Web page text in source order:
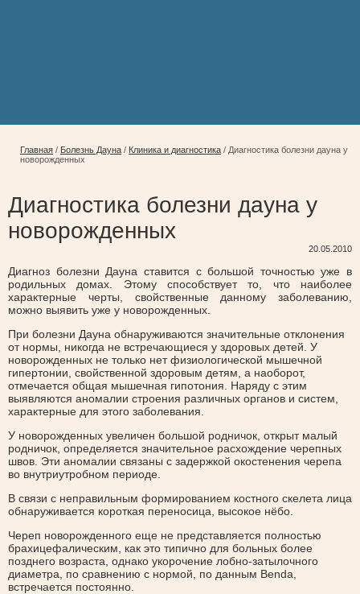
Главная / Болезнь Дауна / Клиника и диагностика / Диагностика болезни дауна у
новорожденных
Диагностика болезни дауна у
новорожденных
20.05.2010
Диагноз болезни Дауна ставится с большой точностью уже в
родильных домах. Этому способствует то, что наиболее
характерные черты, свойственные данному заболеванию,
можно выявить уже у новорожденных.
При болезни Дауна обнаруживаются значительные отклонения
от нормы, никогда не встречающиеся у здоровых детей. У
новорожденных не только нет физиологической мышечной
гипертонии, свойственной здоровым детям, а наоборот,
отмечается общая мышечная гипотония. Наряду с этим
выявляются аномалии строения различных органов и систем,
характерные для этого заболевания.
У новорожденных увеличен большой родничок, открыт малый
родничок, определяется значительное расхождение черепных
швов. Эти аномалии связаны с задержкой окостенения черепа
во внутриутробном периоде.
В связи с неправильным формированием костного скелета лица
обнаруживается короткая переносица, высокое нёбо.
Череп новорожденного еще не представляется полностью
брахицефалическим, как это типично для больных более
позднего возраста, однако укорочение лобно-затылочного
диаметра, по сравнению с нормой, по данным Benda,
встречается постоянно.